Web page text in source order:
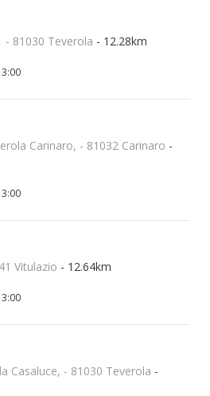
- 81030 Teverola - 12.28km
Carinaro, - 81032 Carinaro -
Vitulazio - 12.64km
Casaluce, - 81030 Teverola -